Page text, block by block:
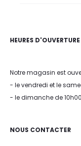
HEURES D'OUVERTURE
Notre magasin est
- le vendredi et le
- le dimanche de
NOUS CONTACTER